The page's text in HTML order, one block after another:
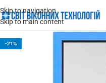
Skip to navigation
Skip to main content
-21%